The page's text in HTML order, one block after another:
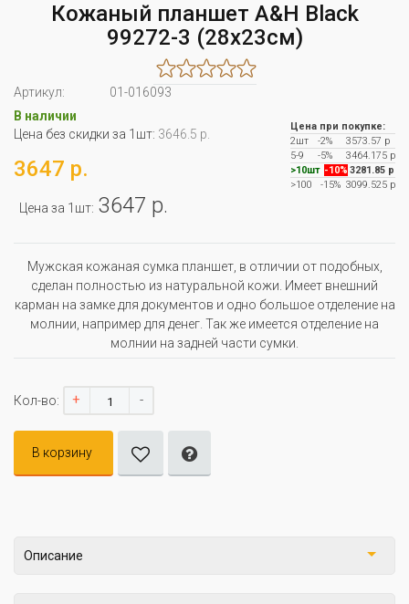
Кожаный планшет A&H Black
99272-3 (28x23см)
Артикул:
01-016093
В наличии
Цена без скидки за 1шт: 3646.5 р.
3647 р.
Цена за 1шт: 3647 р.
Цена при покупке:
2шт
-2%
3573.57 р
5-9
-5%
3464.175 р
>10шт -10% 3281.85 р
>100
-15% 3099.525 р
Мужская кожаная сумка планшет, в отличии от подобных,
сделан полностью из натуральной кожи. Имеет внешний
карман на замке для документов и одно большое отделение на
молнии, например для денег. Так же имеется отделение на
молнии на задней части сумки.
Кол-во: + -
В корзину
Описание